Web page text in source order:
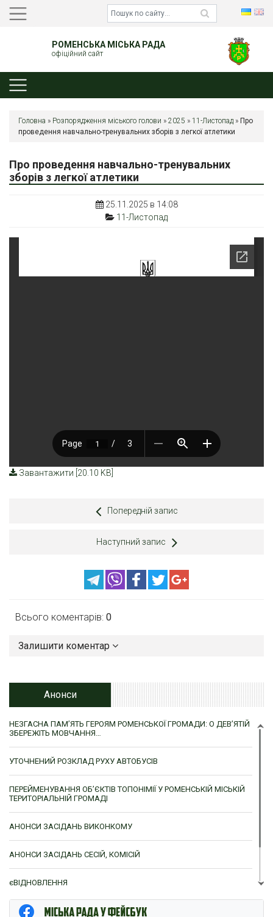
РОМЕНСЬКА МІСЬКА РАДА
офіційний сайт
Головна » Розпорядження міського голови » 2025 » 11-Листопад » Про
проведення навчально-тренувальних зборів з легкої атлетики
Про проведення навчально-тренувальних
зборів з легкої атлетики
25.11.2025 в 14:08
11-Листопад
Завантажити [20.10 KB]
Попередній запис
Наступний запис
Всього коментарів: 0
Залишити коментар
Анонси
НЕЗГАСНА ПАМ’ЯТЬ ГЕРОЯМ РОМЕНСЬКОЇ ГРОМАДИ: О ДЕВ’ЯТІЙ
ЗБЕРЕЖІТЬ МОВЧАННЯ…
УТОЧНЕНИЙ РОЗКЛАД РУХУ АВТОБУСІВ
ПЕРЕЙМЕНУВАННЯ ОБ’ЄКТІВ ТОПОНІМІЇ У РОМЕНСЬКІЙ МІСЬКІЙ
ТЕРИТОРІАЛЬНІЙ ГРОМАДІ
АНОНСИ ЗАСІДАНЬ ВИКОНКОМУ
АНОНСИ ЗАСІДАНЬ СЕСІЙ, КОМІСІЙ
єВІДНОВЛЕННЯ
ЦНАП м. Ромни